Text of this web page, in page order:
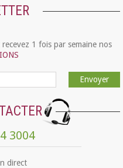
1 fois par semaine nos
Envoyer
3004
direct